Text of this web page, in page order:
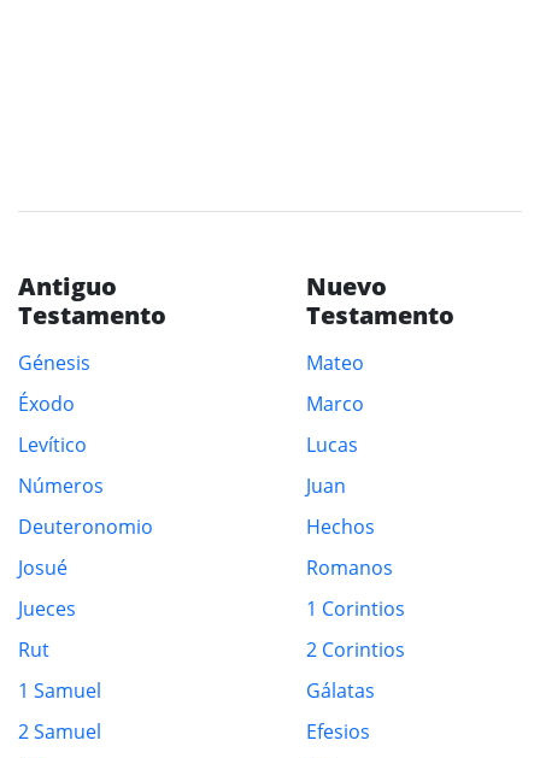
Antiguo
Testamento
Génesis
Éxodo
Levítico
Números
Deuteronomio
Josué
Jueces
Rut
1 Samuel
2 Samuel
Nuevo
Testamento
Mateo
Marco
Lucas
Juan
Hechos
Romanos
1 Corintios
2 Corintios
Gálatas
Efesios